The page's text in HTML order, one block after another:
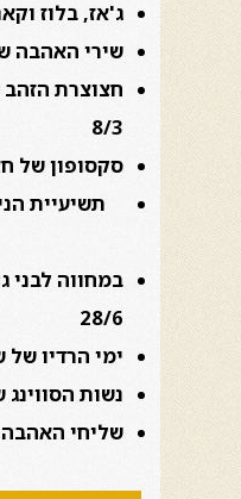
ג'אז, בלוז
שירי האהבה של
חצוצרת
8/3
סקסופון של
תשיעיית
במחווה לבני
28/6
ימי הרדיו של שנות
נשות הסווינג
שליחי האהבה